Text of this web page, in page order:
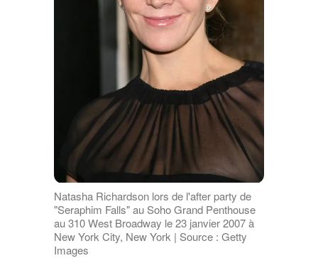
Natasha Richardson lors de l'after party de
"Seraphim Falls" au Soho Grand Penthouse
au 310 West Broadway le 23 janvier 2007 à
New York City, New York | Source : Getty
Images